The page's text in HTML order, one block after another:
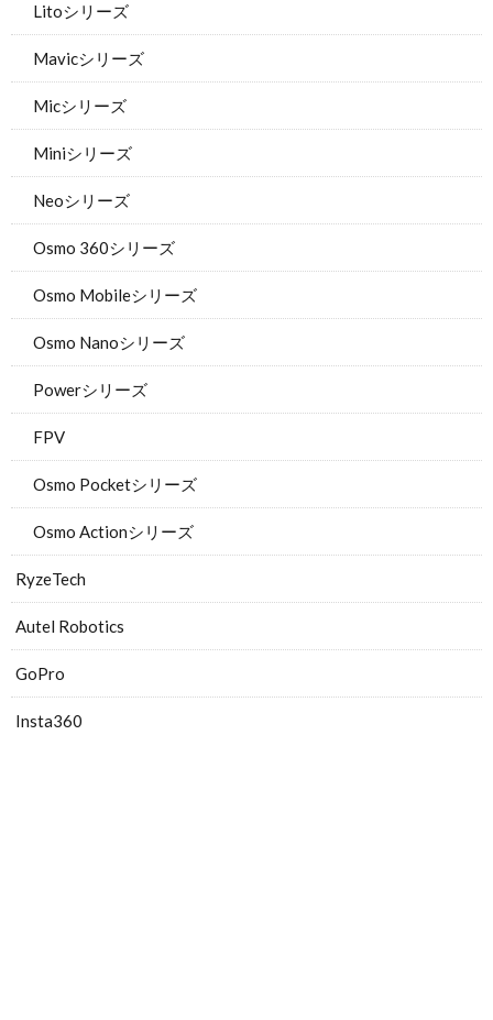
Litoシリーズ
Mavicシリーズ
Micシリーズ
Miniシリーズ
Neoシリーズ
Osmo 360シリーズ
Osmo Mobileシリーズ
Osmo Nanoシリーズ
Powerシリーズ
FPV
Osmo Pocketシリーズ
Osmo Actionシリーズ
RyzeTech
Autel Robotics
GoPro
Insta360